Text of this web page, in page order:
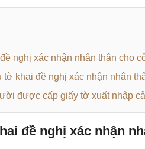
nghị xác nhận nhân thân cho
khai đề nghị xác nhận nhân
được cấp giấy tờ xuất nhập
đề nghị xác nhận